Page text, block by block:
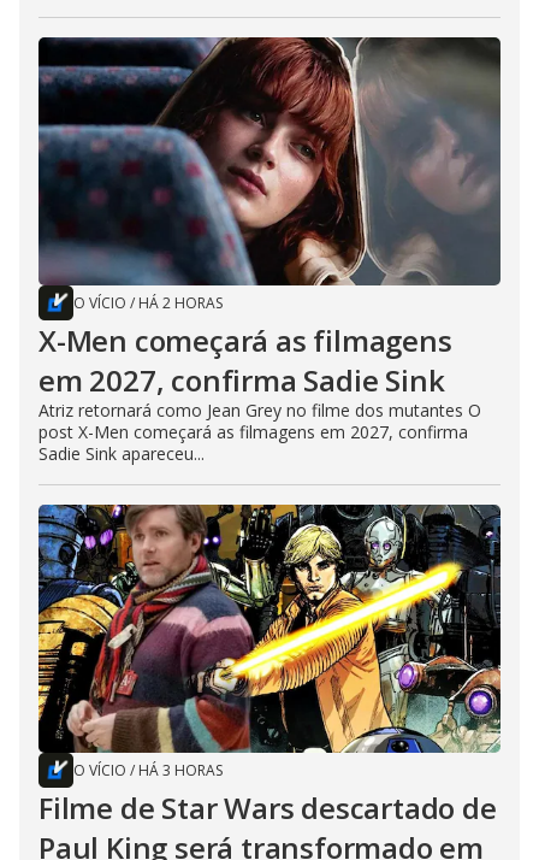
O VÍCIO / HÁ 2 HORAS
X-Men começará as filmagens
em 2027, confirma Sadie Sink
Atriz retornará como Jean Grey no filme dos mutantes O
post X-Men começará as filmagens em 2027, confirma
Sadie Sink apareceu...
O VÍCIO / HÁ 3 HORAS
Filme de Star Wars descartado de
Paul King será transformado em